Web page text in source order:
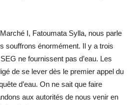
I, Fatoumata Sylla, nous parle
souffrons énormément. Il y a trois
ne fournissent pas d’eau. Les
de se lever dès le premier appel du
d’eau. On ne sait que faire
aux autorités de nous venir en